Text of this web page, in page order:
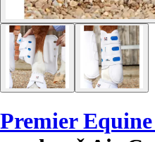
Premier Equine